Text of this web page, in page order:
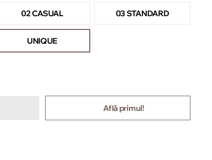
02 CASUAL 03 STANDARD
UNIQUE
Află primul!